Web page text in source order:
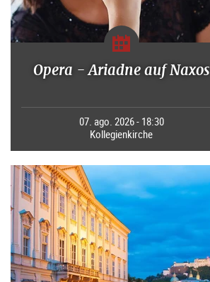
Opera - Ariadne auf Naxos
07. ago. 2026 - 18:30
Kollegienkirche